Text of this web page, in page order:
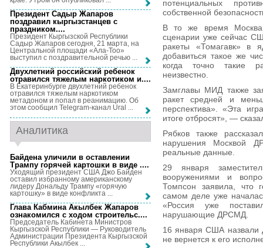
потенциальных
собственной
В то же время
сценарии уже сейчас
ракеты «Томагавк» в
добавиться такое же
когда точно такие
неизвестно.
Замглавы МИД также
ракет средней и
перспектива». «Эта
итоге отбросят», —
Рябков также
нарушения Москвой
реальные данные.
29 января
вооружениями и
Томпсон заявила, что
самом деле уже
«Россия уже
нарушающие ДРСМД.
16 января США назвали
не вернется к его
Президент Садыр Жапаров
поздравил кыргызстанцев с
праздником....
Президент Кыргызской Республики
Садыр Жапаров сегодня, 21 марта, на
Центральной площади «Ала-Тоо»
выступил с поздравительной речью ...
Двухлетний российский ребенок
отравился тяжелым наркотиком и....
В Екатеринбурге двухлетний ребенок
отравился тяжелым наркотиком
метадоном и попал в реанимацию. Об
этом сообщил Telegram-канал Ural ...
Аналитика
Байдена уличили в оставлении
Трампу горячей картошки в виде ....
Уходящий президент США Джо Байден
оставил избранному американскому
лидеру Дональду Трампу «горячую
картошку» в виде конфликта ...
Глава Кабмина Акылбек Жапаров
ознакомился с ходом строительс....
Председатель Кабинета Министров
Кыргызской Республики — Руководитель
Администрации Президента Кыргызской
Республики Акылбек ...